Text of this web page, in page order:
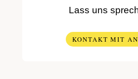
Lass uns
KONTAKT MIT